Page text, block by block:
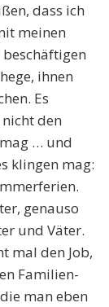
dass ich
meinen
ihnen
Es
den
… und
klingen mag:
genauso
und Väter.
mal den Job,
Familien-
man eben